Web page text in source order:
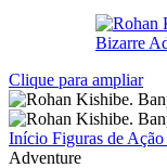
Clique para ampliar
Início Figuras de Ação
Adventure